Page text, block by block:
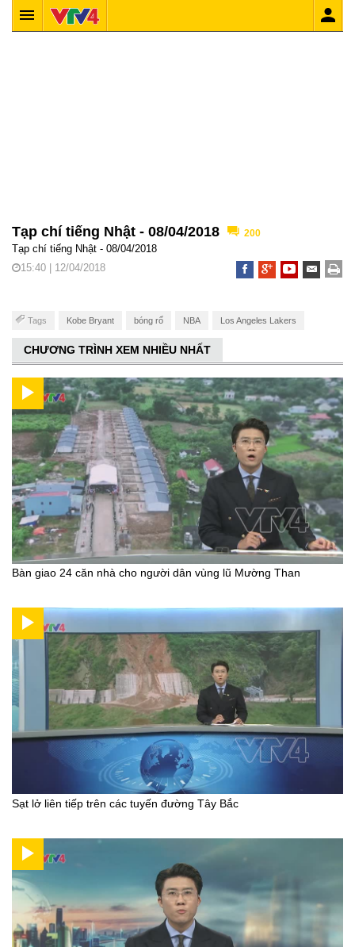
Tạp chí tiếng Nhật - 08/04/2018 200
Tạp chí tiếng Nhật - 08/04/2018
15:40 | 12/04/2018
Tags Kobe Bryant bóng rổ NBA Los Angeles Lakers
CHƯƠNG TRÌNH XEM NHIỀU NHẤT
Bàn giao 24 căn nhà cho người dân vùng lũ Mường Than
Sạt lở liên tiếp trên các tuyến đường Tây Bắc